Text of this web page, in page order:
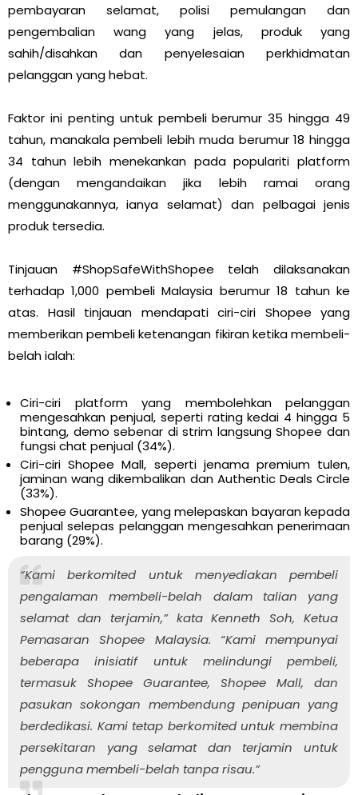
pembayaran selamat, polisi pemulangan dan
pengembalian wang yang jelas, produk yang
sahih/disahkan dan penyelesaian perkhidmatan
pelanggan yang hebat.
Faktor ini penting untuk pembeli berumur 35 hingga 49
tahun, manakala pembeli lebih muda berumur 18 hingga
34 tahun lebih menekankan pada populariti platform
(dengan mengandaikan jika lebih ramai orang
menggunakannya, ianya selamat) dan pelbagai jenis
produk tersedia.
Tinjauan #ShopSafeWithShopee telah dilaksanakan
terhadap 1,000 pembeli Malaysia berumur 18 tahun ke
atas. Hasil tinjauan mendapati ciri-ciri Shopee yang
memberikan pembeli ketenangan fikiran ketika membeli-
belah ialah:
Ciri-ciri platform yang membolehkan pelanggan
mengesahkan penjual, seperti rating kedai 4 hingga 5
bintang, demo sebenar di strim langsung Shopee dan
fungsi chat penjual (34%).
Ciri-ciri Shopee Mall, seperti jenama premium tulen,
jaminan wang dikembalikan dan Authentic Deals Circle
(33%).
Shopee Guarantee, yang melepaskan bayaran kepada
penjual selepas pelanggan mengesahkan penerimaan
barang (29%).
“Kami berkomited untuk menyediakan pembeli
pengalaman membeli-belah dalam talian yang
selamat dan terjamin,” kata Kenneth Soh, Ketua
Pemasaran Shopee Malaysia. “Kami mempunyai
beberapa inisiatif untuk melindungi pembeli,
termasuk Shopee Guarantee, Shopee Mall, dan
pasukan sokongan membendung penipuan yang
berdedikasi. Kami tetap berkomited untuk membina
persekitaran yang selamat dan terjamin untuk
pengguna membeli-belah tanpa risau.”